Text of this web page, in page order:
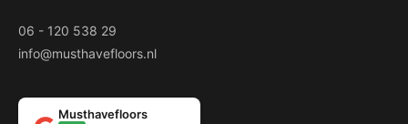
06 - 120 538 29
info@musthavefloors.nl
Musthavefloors